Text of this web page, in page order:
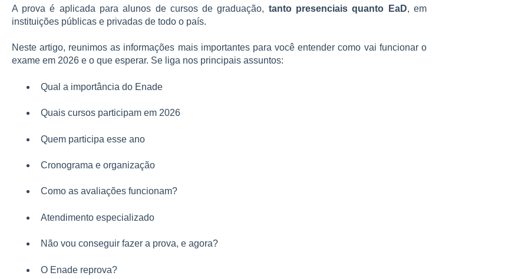
A prova é aplicada para alunos de cursos de graduação, tanto presenciais quanto EaD, em
instituições públicas e privadas de todo o país.
Neste artigo, reunimos as informações mais importantes para você entender como vai funcionar o
exame em 2026 e o que esperar. Se liga nos principais assuntos:
Qual a importância do Enade
Quais cursos participam em 2026
Quem participa esse ano
Cronograma e organização
Como as avaliações funcionam?
Atendimento especializado
Não vou conseguir fazer a prova, e agora?
O Enade reprova?